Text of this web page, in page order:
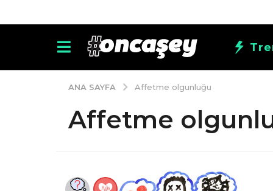
ANA SAYFA Affetme olgunluğu
Affetme